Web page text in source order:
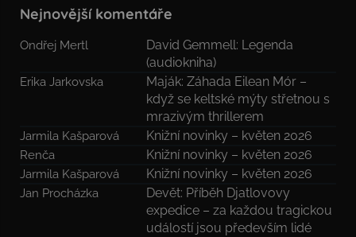
Nejnovější komentáře
Ondřej Mertl
David Gemmell: Legenda
(audiokniha)
Erika Jarkovska
Maják: Záhada Eilean Mór –
když se keltské mýty střetnou s
mrazivým thrillerem
Jarmila Kašparová Knižní novinky – květen 2026
Renča Knižní novinky – květen 2026
Jarmila Kašparová Knižní novinky – květen 2026
Jan Procházka
Devět: Příběh Djatlovovy
expedice – za každou tragickou
událostí jsou především lidé